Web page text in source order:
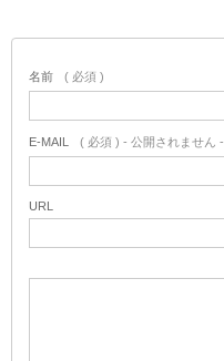
名前 ( 必須 )
E-MAIL ( 必須 ) - 公開されません -
URL